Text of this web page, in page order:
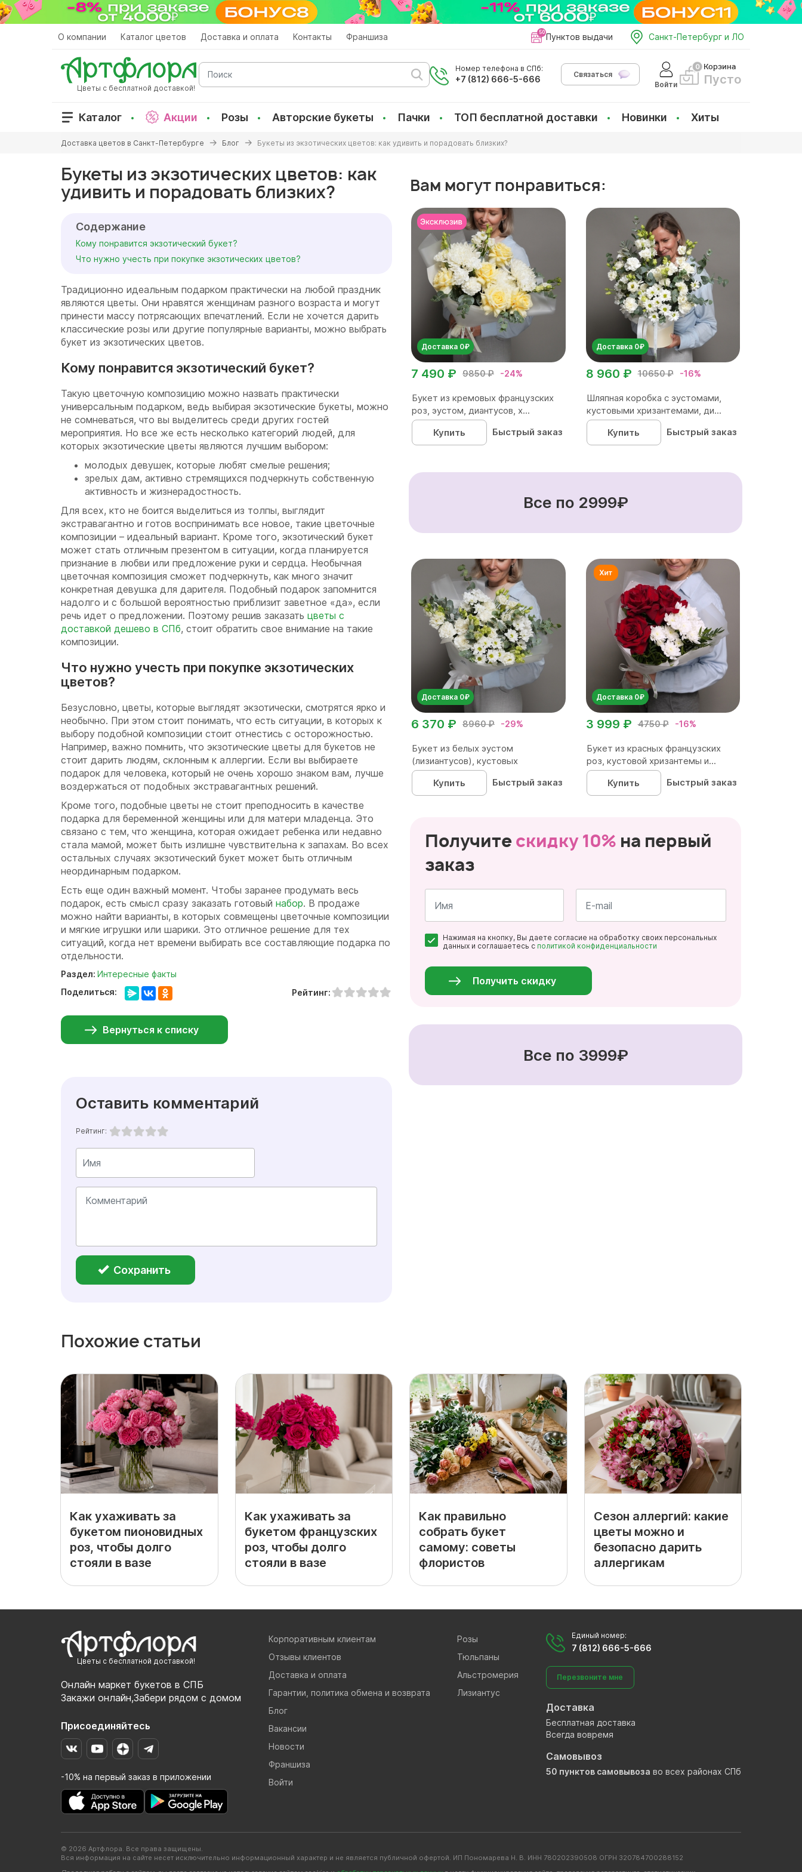
Перейти
к
О компании Каталог цветов Доставка и оплата Контакты Франшиза Пунктов выдачи Санкт-Петербург и ЛО
Цветы с бесплатной доставкой!
Поиск
Номер телефона в СПб:
+7 (812) 666-5-666
Связаться
Войти
Корзина
Пусто
Каталог Акции Розы Авторские букеты Пачки ТОП бесплатной доставки Новинки Хиты
здесь
Доставка цветов в Санкт-Петербурге Блог Букеты из экзотических цветов: как удивить и порадовать близких?
Букеты из экзотических цветов: как
удивить и порадовать близких?
Содержание
Кому понравится экзотический букет?
Что нужно учесть при покупке экзотических цветов?
Традиционно идеальным подарком практически на любой праздник
являются цветы. Они нравятся женщинам разного возраста и могут
принести массу потрясающих впечатлений. Если не хочется дарить
классические розы или другие популярные варианты, можно выбрать
букет из экзотических цветов.
Кому понравится экзотический букет?
Такую цветочную композицию можно назвать практически
универсальным подарком, ведь выбирая экзотические букеты, можно
не сомневаться, что вы выделитесь среди других гостей
мероприятия. Но все же есть несколько категорий людей, для
которых экзотические цветы являются лучшим выбором:
молодых девушек, которые любят смелые решения;
зрелых дам, активно стремящихся подчеркнуть собственную
активность и жизнерадостность.
Для всех, кто не боится выделиться из толпы, выглядит
экстравагантно и готов воспринимать все новое, такие цветочные
композиции – идеальный вариант. Кроме того, экзотический букет
может стать отличным презентом в ситуации, когда планируется
признание в любви или предложение руки и сердца. Необычная
цветочная композиция сможет подчеркнуть, как много значит
конкретная девушка для дарителя. Подобный подарок запомнится
надолго и с большой вероятностью приблизит заветное «‎да», если
речь идет о предложении. Поэтому решив заказать цветы с
доставкой дешево в СПб, стоит обратить свое внимание на такие
композиции.
Что нужно учесть при покупке экзотических
цветов?
Безусловно, цветы, которые выглядят экзотически, смотрятся ярко и
необычно. При этом стоит понимать, что есть ситуации, в которых к
выбору подобной композиции стоит отнестись с осторожностью.
Например, важно помнить, что экзотические цветы для букетов не
стоит дарить людям, склонным к аллергии. Если вы выбираете
подарок для человека, который не очень хорошо знаком вам, лучше
воздержаться от подобных экстравагантных решений.
Кроме того, подобные цветы не стоит преподносить в качестве
подарка для беременной женщины или для матери младенца. Это
связано с тем, что женщина, которая ожидает ребенка или недавно
стала мамой, может быть излишне чувствительна к запахам. Во всех
остальных случаях экзотический букет может быть отличным
неординарным подарком.
Есть еще один важный момент. Чтобы заранее продумать весь
подарок, есть смысл сразу заказать готовый набор. В продаже
можно найти варианты, в которых совмещены цветочные композиции
и мягкие игрушки или шарики. Это отличное решение для тех
ситуаций, когда нет времени выбирать все составляющие подарка по
отдельности.
Раздел: Интересные факты
Поделиться:
Рейтинг:
Вернуться к списку
Оставить комментарий
Рейтинг:
Сохранить
Вам могут понравиться:
Доставка 0₽
9850 ₽ -24%
7 490 ₽
Букет из кремовых французских
роз, эустом, диантусов, х...
Купить
Быстрый заказ
Доставка 0₽
10650 ₽ -16%
8 960 ₽
Шляпная коробка с эустомами,
кустовыми хризантемами, ди...
Купить
Быстрый заказ
Все по 2999₽
Доставка 0₽
8960 ₽ -29%
6 370 ₽
Букет из белых эустом
(лизиантусов), кустовых
хризантем...
Купить
Быстрый заказ
Доставка 0₽
4750 ₽ -16%
3 999 ₽
Букет из красных французских
роз, кустовой хризантемы и...
Купить
Быстрый заказ
Получитескидку 10% на первый
заказ
*
*
Нажимая на кнопку, Вы даете согласие на обработку своих персональных
данных и соглашаетесь с политикой конфиденциальности
Получить скидку
Все по 3999₽
Похожие статьи
Как ухаживать за
букетом пионовидных
роз, чтобы долго
стояли в вазе
Как ухаживать за
букетом французских
роз, чтобы долго
стояли в вазе
Как правильно
собрать букет
самому: советы
флористов
Сезон аллергий: какие
цветы можно и
безопасно дарить
аллергикам
Цветы с бесплатной доставкой!
Онлайн маркет букетов в СПБ
Закажи онлайн,Забери рядом с домом
Присоединяйтесь
-10% на первый заказ в приложении
Корпоративным клиентам
Отзывы клиентов
Доставка и оплата
Гарантии, политика обмена и возврата
Блог
Вакансии
Новости
Франшиза
Войти
Розы
Тюльпаны
Альстромерия
Лизиантус
Единый номер:
7 (812) 666-5-666
Перезвоните мне
Доставка
Бесплатная доставка
Всегда вовремя
Самовывоз
50 пунктов самовывоза во всех районах СПб
© 2026 Артфлора. Все права защищены.
Вся информация на сайте несет исключительно информационный характер и не является публичной офертой. ИП Пономарева Н. В. ИНН 780202390508 ОГРН 320784700288152